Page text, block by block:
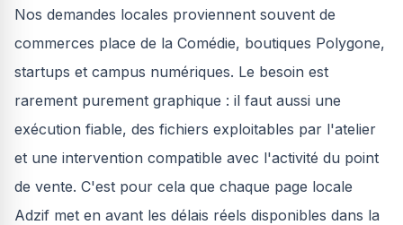
Nos demandes locales proviennent souvent de
commerces place de la Comédie, boutiques Polygone,
startups et campus numériques. Le besoin est
rarement purement graphique : il faut aussi une
exécution fiable, des fichiers exploitables par l'atelier
et une intervention compatible avec l'activité du point
de vente. C'est pour cela que chaque page locale
Adzif met en avant les délais réels disponibles dans la